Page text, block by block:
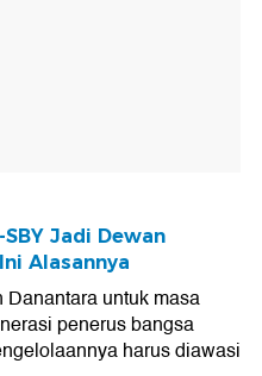
Jadi Dewan
Alasannya
untuk masa
penerus bangsa
harus diawasi